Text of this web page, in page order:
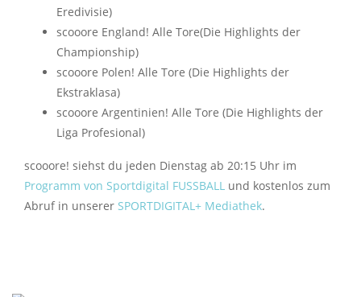
Eredivisie)
scooore England! Alle Tore(Die Highlights der
Championship)
scooore Polen! Alle Tore (Die Highlights der
Ekstraklasa)
scooore Argentinien! Alle Tore (Die Highlights der
Liga Profesional)
scooore! siehst du jeden Dienstag ab 20:15 Uhr im
Programm von Sportdigital FUSSBALL und kostenlos zum
Abruf in unserer SPORTDIGITAL+ Mediathek.